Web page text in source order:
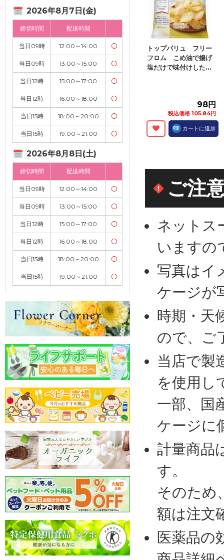
2026年8月7日(金)
締切時間 配送時間
当日09時 12:00～14:00 〇
当日09時 13:00～15:00 〇
当日12時 15:00～17:00 〇
当日12時 16:00～18:00 〇
当日15時 18:00～20:00 〇
当日15時 19:00～21:00 〇
2026年8月8日(土)
締切時間 配送時間
当日09時 12:00～14:00 〇
当日09時 13:00～15:00 〇
当日12時 15:00～17:00 〇
当日12時 16:00～18:00 〇
当日15時 18:00～20:00 〇
当日15時 19:00～21:00 〇
トップバリュ フリー
フロム こめ油で揚げ
塩だけで味付けした...
98円
税込価格 105.84円
カートに追加
ご注
ネットス
いますの
写真はイ
ケージが
時期・天
ので、ご
当店で製
を使用し
一部、国
ケージに
計量商品
す。
そのため
額は注文
医薬品の